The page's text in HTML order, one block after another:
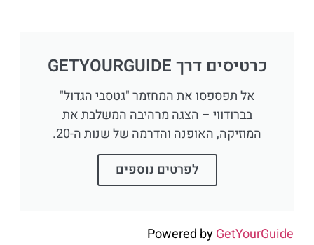
כרטיסים דרך GETYOURGUIDE
אל תפספסו את המחזמר "גטסבי הגדול"
בברודווי – הצגה מרהיבה המשלבת את
המוזיקה, האופנה והדרמה של שנות ה-20.
לפרטים נוספים
Powered byGetYourGuide